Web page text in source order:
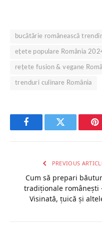
bucătărie românească
ețete populare România
rețete fusion & vegane
trenduri culinare România
FacebookTwitter
PREVIOUS
Cum să prepari
tradiționale românești
Visinată, țuică și